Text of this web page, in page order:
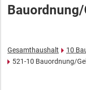
Gesamthaushalt 10
521-10 Bauordnung/